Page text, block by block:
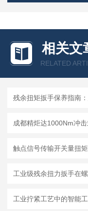
相关文
RELATED